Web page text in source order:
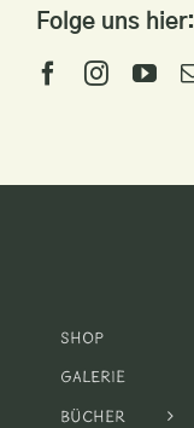
Folge uns hier:
Shop
Galerie
Bücher